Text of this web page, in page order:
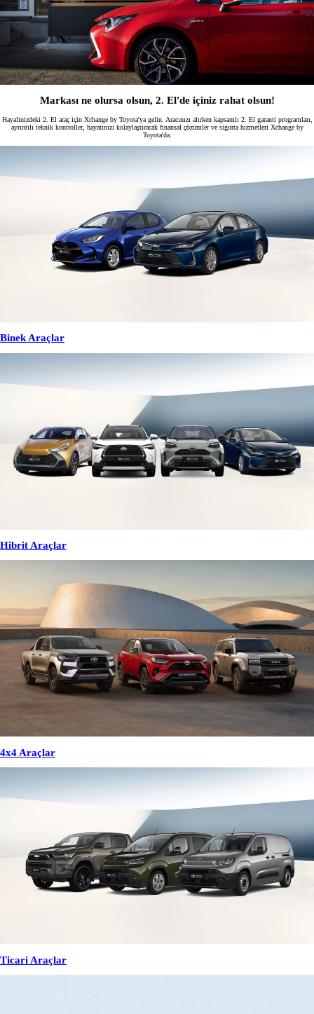
Markası ne olursa olsun, 2. El'de içiniz rahat olsun!
Hayalinizdeki 2. El araç için Xchange by Toyota'ya gelin. Aracınızı alırken kapsamlı 2. El garanti programları,
ayrıntılı teknik kontroller, hayatınızı kolaylaştıracak finansal çözümler ve sigorta hizmetleri Xchange by
Toyota'da.
Binek Araçlar
Hibrit Araçlar
4x4 Araçlar
Ticari Araçlar